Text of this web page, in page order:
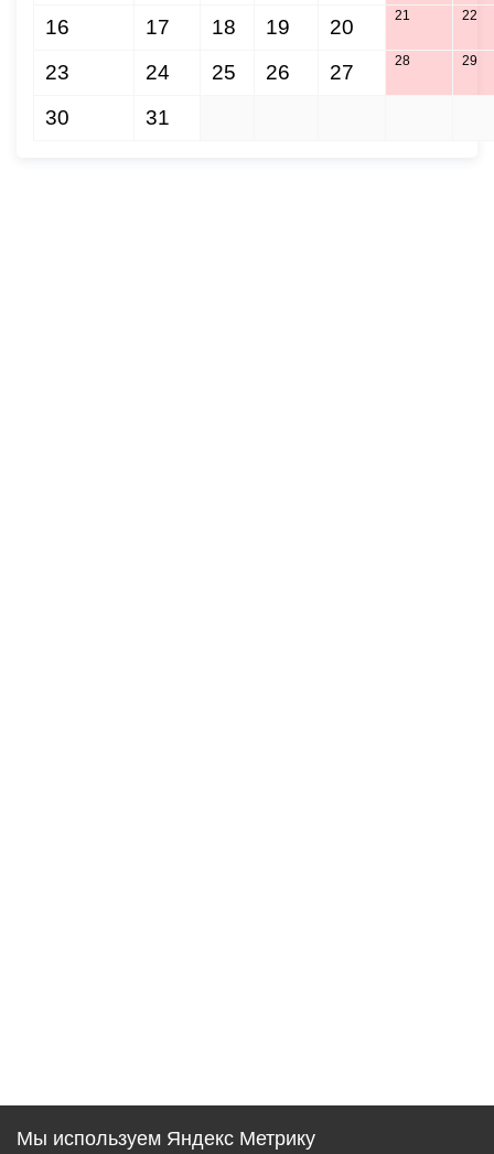
16 17 18 19 20 21 22
23 24 25 26 27 28 29
30 31
Мы используем Яндекс Метрику